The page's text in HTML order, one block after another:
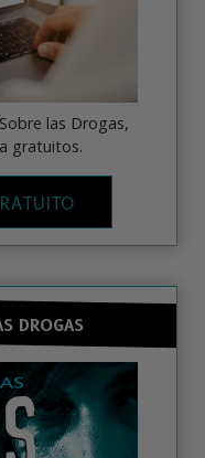
las Drogas,
gratuitos.
DROGAS